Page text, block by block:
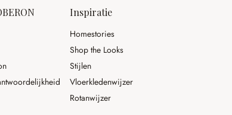
Inspiratie
Homestories
Shop the Looks
Stijlen
Vloerkledenwijzer
Rotanwijzer